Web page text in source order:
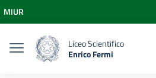
Vai al menu di navigazione
Vai al footer
MIUR
Liceo Scientifico
Enrico Fermi